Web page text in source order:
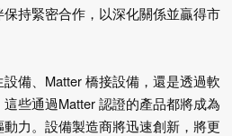
保持緊密合作，以深化關係並贏得市
備、 Matter橋接設備，還是透過軟
些通過Matter認證的產品都將成為
力。設備製造商將迅速創新，將更